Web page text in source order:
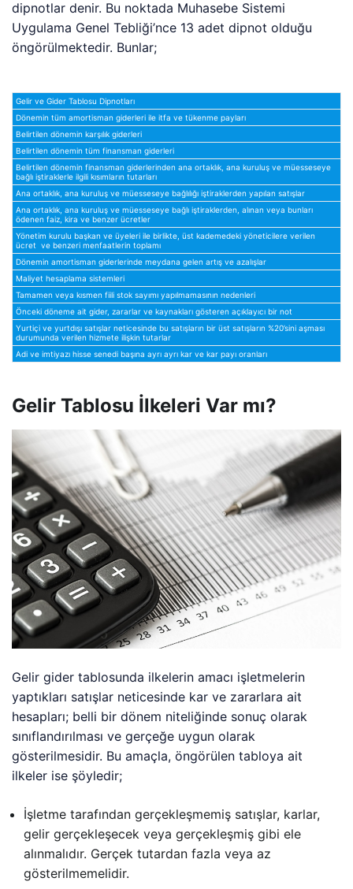
dipnotlar denir. Bu noktada Muhasebe Sistemi
Uygulama Genel Tebliği’nce 13 adet dipnot olduğu
öngörülmektedir. Bunlar;
Gelir ve Gider Tablosu Dipnotları
Dönemin tüm amortisman giderleri ile itfa ve tükenme payları
Belirtilen dönemin karşılık giderleri
Belirtilen dönemin tüm finansman giderleri
Belirtilen dönemin finansman giderlerinden ana ortaklık, ana kuruluş ve müesseseye
bağlı iştiraklerle ilgili kısımların tutarları
Ana ortaklık, ana kuruluş ve müesseseye bağlılığı iştiraklerden yapılan satışlar
Ana ortaklık, ana kuruluş ve müesseseye bağlı iştiraklerden, alınan veya bunları
ödenen faiz, kira ve benzer ücretler
Yönetim kurulu başkan ve üyeleri ile birlikte, üst kademedeki yöneticilere verilen
ücret ve benzeri menfaatlerin toplamı
Dönemin amortisman giderlerinde meydana gelen artış ve azalışlar
Maliyet hesaplama sistemleri
Tamamen veya kısmen fiili stok sayımı yapılmamasının nedenleri
Önceki döneme ait gider, zararlar ve kaynakları gösteren açıklayıcı bir not
Yurtiçi ve yurtdışı satışlar neticesinde bu satışların bir üst satışların %20’sini aşması
durumunda verilen hizmete ilişkin tutarlar
Adi ve imtiyazı hisse senedi başına ayrı ayrı kar ve kar payı oranları
Gelir Tablosu İlkeleri Var mı?
Gelir gider tablosunda ilkelerin amacı işletmelerin
yaptıkları satışlar neticesinde kar ve zararlara ait
hesapları; belli bir dönem niteliğinde sonuç olarak
sınıflandırılması ve gerçeğe uygun olarak
gösterilmesidir. Bu amaçla, öngörülen tabloya ait
ilkeler ise şöyledir;
İşletme tarafından gerçekleşmemiş satışlar, karlar,
gelir gerçekleşecek veya gerçekleşmiş gibi ele
alınmalıdır. Gerçek tutardan fazla veya az
gösterilmemelidir.